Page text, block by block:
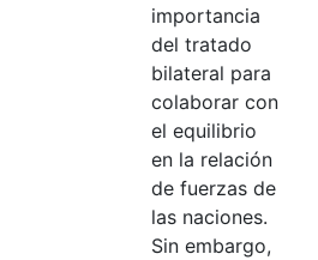
importancia
del tratado
bilateral para
colaborar con
el equilibrio
en la relación
de fuerzas de
las naciones.
Sin embargo,